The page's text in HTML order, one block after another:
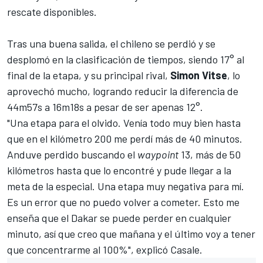
rescate disponibles.
Tras una buena salida, el chileno se perdió y se
desplomó en la clasificación de tiempos, siendo 17° al
final de la etapa, y su principal rival, Simon Vitse, lo
aprovechó mucho, logrando reducir la diferencia de
44m57s a 16m18s a pesar de ser apenas 12°.
"Una etapa para el olvido. Venía todo muy bien hasta
que en el kilómetro 200 me perdí más de 40 minutos.
Anduve perdido buscando el waypoint 13, más de 50
kilómetros hasta que lo encontré y pude llegar a la
meta de la especial. Una etapa muy negativa para mí.
Es un error que no puedo volver a cometer. Esto me
enseña que el Dakar se puede perder en cualquier
minuto, así que creo que mañana y el último voy a tener
que concentrarme al 100%", explicó Casale.